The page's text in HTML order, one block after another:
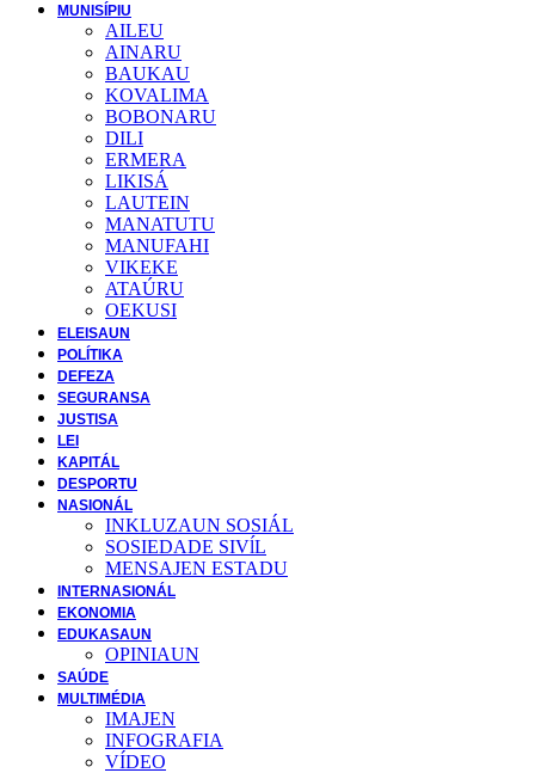
MUNISÍPIU
AILEU
AINARU
BAUKAU
KOVALIMA
BOBONARU
DILI
ERMERA
LIKISÁ
LAUTEIN
MANATUTU
MANUFAHI
VIKEKE
ATAÚRU
OEKUSI
ELEISAUN
POLÍTIKA
DEFEZA
SEGURANSA
JUSTISA
LEI
KAPITÁL
DESPORTU
NASIONÁL
INKLUZAUN SOSIÁL
SOSIEDADE SIVĺL
MENSAJEN ESTADU
INTERNASIONÁL
EKONOMIA
EDUKASAUN
OPINIAUN
SAÚDE
MULTIMÉDIA
IMAJEN
INFOGRAFIA
VÍDEO